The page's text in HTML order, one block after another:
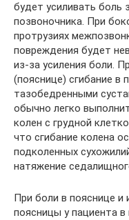
будет усиливать боль
позвоночника. При
протрузиях
повреждения будет
из-за усиления боли.
(пояснице) сгибание в
тазобедренными
обычно легко
колен с грудной
что сгибание колена
подколенных
натяжение
При боли в пояснице и
поясницы у пациента